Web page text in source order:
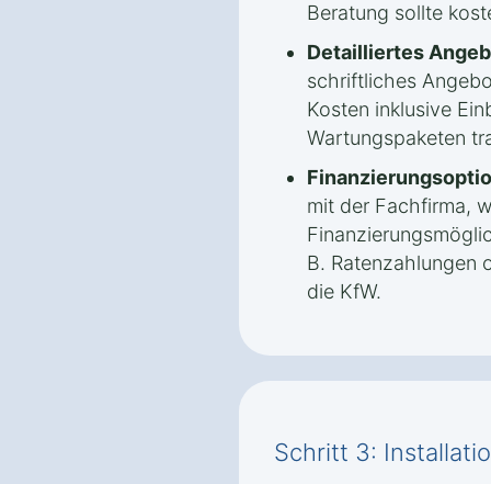
Beratung sollte
Detailliertes
schriftliches
Kosten inklusive
Wartungspaketen
mit der Fachfirma,
B. Ratenzahlungen
die KfW.
Schritt 3: